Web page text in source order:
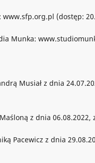
www.sfp.org.pl (dostęp:
Munka:
Musiał z dnia
z dnia
Pacewicz z dnia